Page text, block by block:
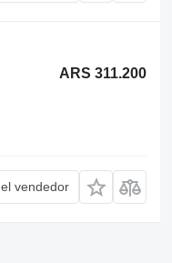
ARS 311.200
vendedor